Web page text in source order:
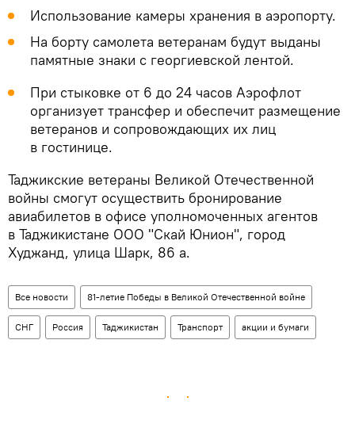
Использование камеры хранения в аэропорту.
На борту самолета ветеранам будут выданы
памятные знаки с георгиевской лентой.
При стыковке от 6 до 24 часов Аэрофлот
организует трансфер и обеспечит размещение
ветеранов и сопровождающих их лиц
в гостинице.
Таджикские ветераны Великой Отечественной
войны смогут осуществить бронирование
авиабилетов в офисе уполномоченных агентов
в Таджикистане ООО "Скай Юнион", город
Худжанд, улица Шарк, 86 а.
Все новости 81-летие Победы в Великой Отечественной войне
СНГ Россия Таджикистан Транспорт акции и бумаги